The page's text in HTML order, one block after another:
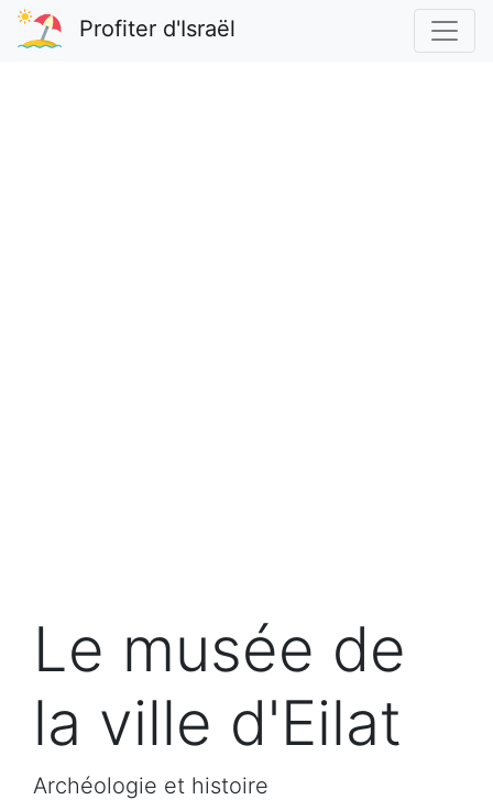
Profiter d'Israël
Le musée de
la ville d'Eilat
Archéologie et histoire